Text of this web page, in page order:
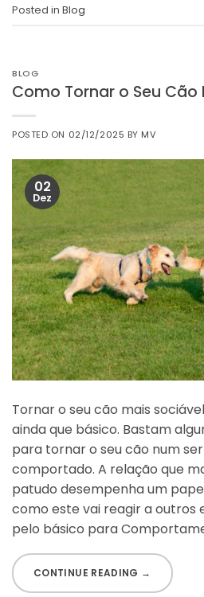
Posted in Blog
BLOG
Como Tornar o Seu Cão
POSTED ON 02/12/2025 BY MV
02
Dez
Tornar o seu cão mais
ainda que básico. Bastam
para tornar o seu cão num
comportado. A relação que
patudo desempenha um
como este vai reagir a outros
pelo básico para
CONTINUE READING →